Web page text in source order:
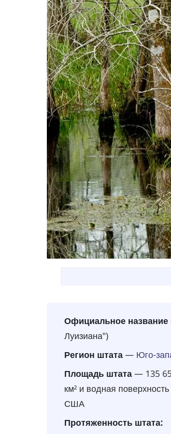
Официальное название
Луизиана")
Регион штата — Юго-
Площадь штата — 135
км² и водная
США
Протяженность штата: